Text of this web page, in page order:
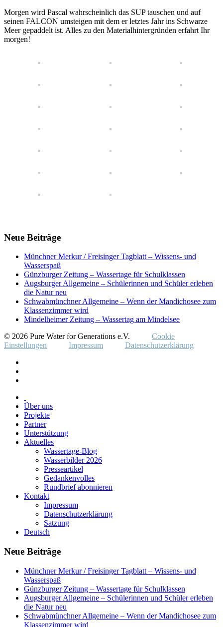
Morgen wird Pascal wahrscheinlich das SUP tauschen und auf
seinen FALCON umsteigen mit dem er letztes Jahr ins Schwarze
Meer gepaddelt ist. Alles zu den Materialhintergründen erfahrt Ihr
morgen!
Neue Beiträge
Münchner Merkur / Freisinger Tagblatt – Wissens- und
Wasserspaß
Günzburger Zeitung – Wassertage für Schulklassen
Augsburger Allgemeine – Schülerinnen und Schüler erleben
die Natur neu
Schwabmünchner Allgemeine – Wenn der Mandichosee zum
Klassenzimmer wird
Mindelheimer Zeitung – Wassertag am Mindelsee
© 2026 Pure Water for Generations e.V.
Cookie
Einstellungen
Impressum Datenschutzerklärung
Über uns
Projekte
Partner
Unterstützung
Aktuelles
Wassertage-Blog
Wasserbilder 2026
Presseartikel
Gedankenvolles
Rundbrief abonnieren
Kontakt
Impressum
Datenschutzerklärung
Satzung
Deutsch
Neue Beiträge
Münchner Merkur / Freisinger Tagblatt – Wissens- und
Wasserspaß
Günzburger Zeitung – Wassertage für Schulklassen
Augsburger Allgemeine – Schülerinnen und Schüler erleben
die Natur neu
Schwabmünchner Allgemeine – Wenn der Mandichosee zum
Klassenzimmer wird